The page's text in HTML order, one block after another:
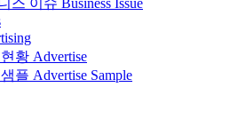
스 이슈 Business Issue
황 Advertise
플 Advertise Sample